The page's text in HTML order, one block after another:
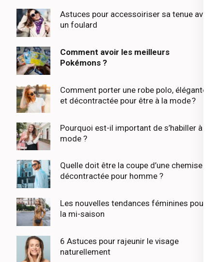
Astuces pour accessoiriser sa tenue avec
un foulard
Comment avoir les meilleurs
Pokémons ?
Comment porter une robe polo, élégante
et décontractée pour être à la mode ?
Pourquoi est-il important de s’habiller à la
mode ?
Quelle doit être la coupe d’une chemise
décontractée pour homme ?
Les nouvelles tendances féminines pour
la mi-saison
6 Astuces pour rajeunir le visage
naturellement